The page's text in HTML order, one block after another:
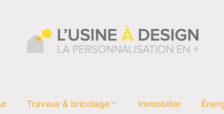
Travaux & bricolage Immobilier